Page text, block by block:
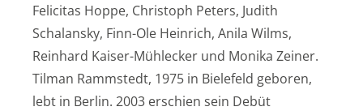
Felicitas Hoppe, Christoph Peters, Judith
Schalansky, Finn-Ole Heinrich, Anila Wilms,
Reinhard Kaiser-Mühlecker und Monika Zeiner.
Tilman Rammstedt, 1975 in Bielefeld geboren,
lebt in Berlin. 2003 erschien sein Debüt